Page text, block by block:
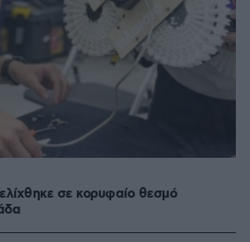
σε κορυφαίο θεσμό